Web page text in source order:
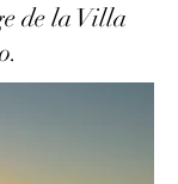
de la Villa